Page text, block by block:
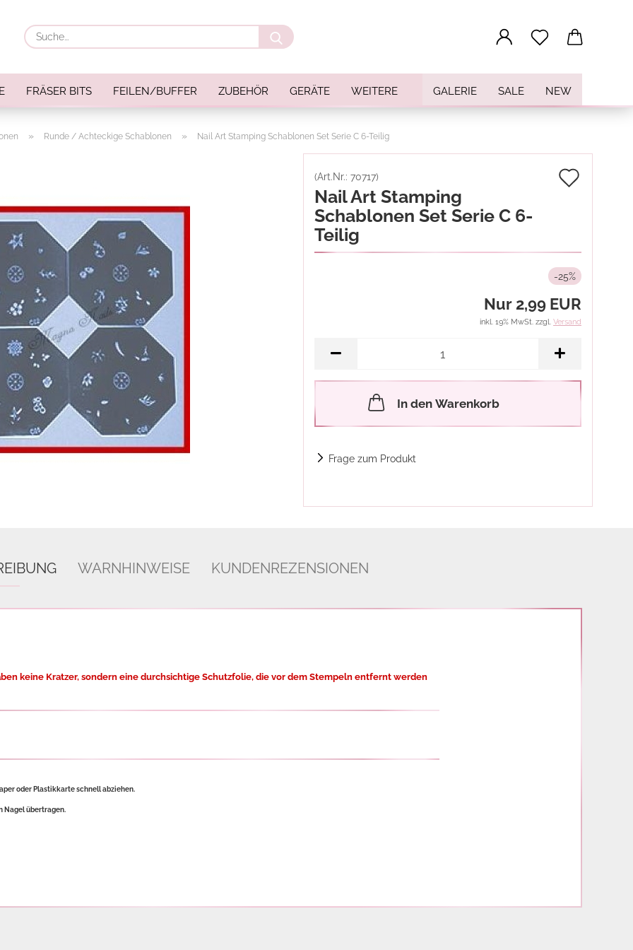
Suche...
FRÄSER BITS FEILEN/BUFFER ZUBEHÖR GERÄTE GALERIE SALE NEW
WEITERE
» Runde / Achteckige Schablonen » Nail Art Stamping Schablonen Set Serie C 6-Teilig
(Art.Nr.: 70717)
Nail Art Stamping
Schablonen Set Serie C 6-
Teilig
-25%
Nur 2,99 EUR
inkl. 19% MwSt. zzgl. Versand
In den Warenkorb
Frage zum Produkt
WARNHINWEISE KUNDENREZENSIONEN
keine Kratzer, sondern eine durchsichtige Schutzfolie, die vor dem Stempeln entfernt werden
oder Plastikkarte schnell abziehen.
Nagel übertragen.